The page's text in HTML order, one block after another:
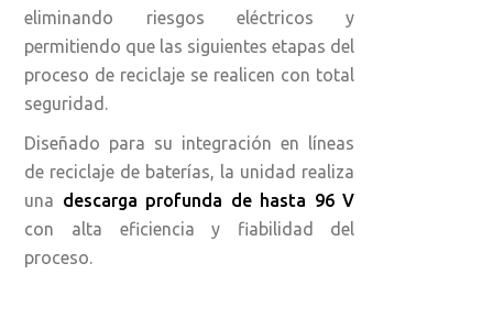
eliminando riesgos eléctricos y
permitiendo que las siguientes etapas del
proceso de reciclaje se realicen con total
seguridad.
Diseñado para su integración en líneas
de reciclaje de baterías, la unidad realiza
una descarga profunda de hasta 96 V
con alta eficiencia y fiabilidad del
proceso.